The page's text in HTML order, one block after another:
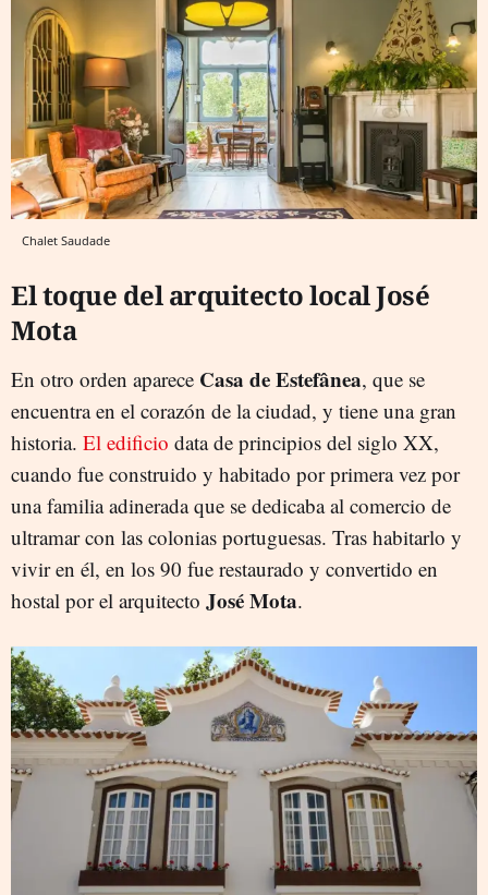
Chalet Saudade
El toque del arquitecto local José
Mota
En otro orden aparece Casa de Estefânea, que se
encuentra en el corazón de la ciudad, y tiene una gran
historia. El edificio data de principios del siglo XX,
cuando fue construido y habitado por primera vez por
una familia adinerada que se dedicaba al comercio de
ultramar con las colonias portuguesas. Tras habitarlo y
vivir en él, en los 90 fue restaurado y convertido en
hostal por el arquitecto José Mota.